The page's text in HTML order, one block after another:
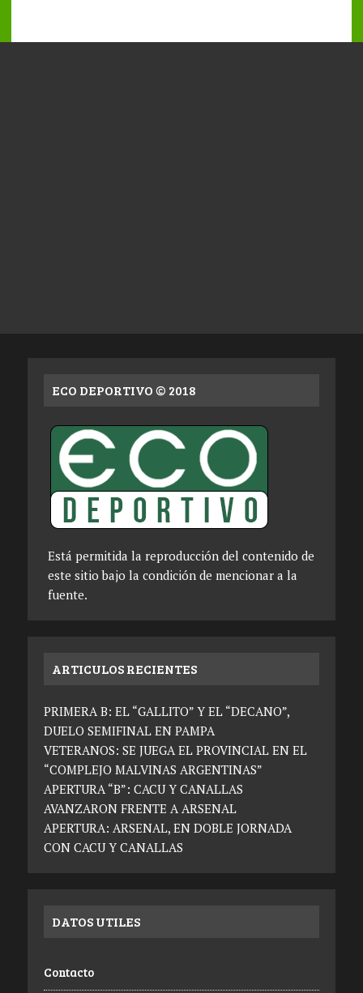
ECO DEPORTIVO © 2018
Está permitida la reproducción del contenido de
este sitio bajo la condición de mencionar a la
fuente.
ARTICULOS RECIENTES
PRIMERA B: EL “GALLITO” Y EL “DECANO”,
DUELO SEMIFINAL EN PAMPA
VETERANOS: SE JUEGA EL PROVINCIAL EN EL
“COMPLEJO MALVINAS ARGENTINAS”
APERTURA “B”: CACU Y CANALLAS
AVANZARON FRENTE A ARSENAL
APERTURA: ARSENAL, EN DOBLE JORNADA
CON CACU Y CANALLAS
DATOS UTILES
Contacto